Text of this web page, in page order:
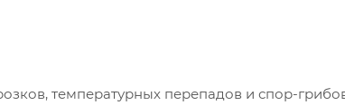
температурных перепадов и спор-